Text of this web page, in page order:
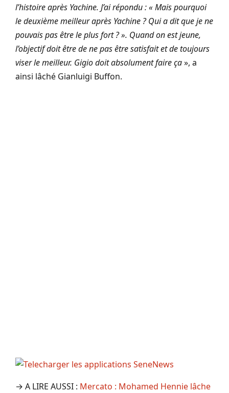
l’histoire après Yachine. J’ai répondu :« Mais pourquoi
le deuxième meilleur après Yachine ? Qui a dit que je ne
pouvais pas être le plus fort ? ». Quand on est jeune,
l’objectif doit être de ne pas être satisfait et de toujours
viser le meilleur. Gigio doit absolument faire ça», a
ainsi lâché Gianluigi Buffon.
→ A LIRE AUSSI : Mercato : Mohamed Hennie lâche